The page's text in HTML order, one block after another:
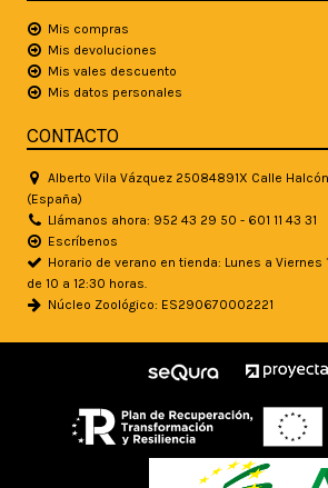
Mis compras
Mis devoluciones
Mis vales descuento
Mis datos personales
CONTACTO
Alberto Vila Vázquez 25084891X Calle
(España)
Llámanos ahora: 952 43 29 50 - 601 11 43 31
Escríbenos
Horario de verano en tienda: Lunes a Viernes
de 10 a 12:30 horas.
Núcleo Zoológico: ES290670002221